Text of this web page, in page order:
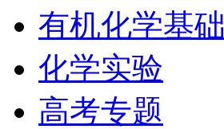
有机化学基础
化学实验
高考专题